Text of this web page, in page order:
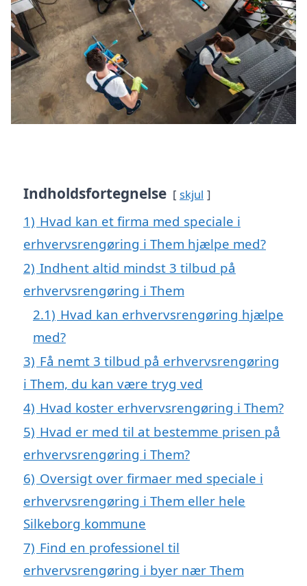
Indholdsfortegnelse skjul
1) Hvad kan et firma med speciale i
erhvervsrengøring i Them hjælpe med?
2) Indhent altid mindst 3 tilbud på
erhvervsrengøring i Them
2.1) Hvad kan erhvervsrengøring hjælpe
med?
3) Få nemt 3 tilbud på erhvervsrengøring
i Them, du kan være tryg ved
4) Hvad koster erhvervsrengøring i Them?
5) Hvad er med til at bestemme prisen på
erhvervsrengøring i Them?
6) Oversigt over firmaer med speciale i
erhvervsrengøring i Them eller hele
Silkeborg kommune
7) Find en professionel til
erhvervsrengøring i byer nær Them